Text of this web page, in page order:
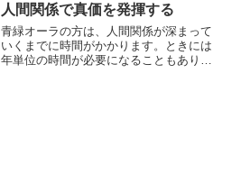
人間関係で真価を発揮する
青緑オーラの方は、人間関係が深まって
いくまでに時間がかかります。ときには
年単位の時間が必要になることもありま